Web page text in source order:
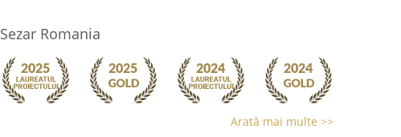
Sezar Romania
Arată mai multe >>